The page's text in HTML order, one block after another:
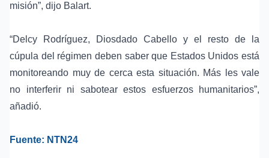
misión”, dijo Balart.
“Delcy Rodríguez, Diosdado Cabello y el resto de la
cúpula del régimen deben saber que Estados Unidos está
monitoreando muy de cerca esta situación. Más les vale
no interferir ni sabotear estos esfuerzos humanitarios”,
añadió.
Fuente: NTN24